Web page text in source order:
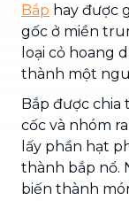
Bắp hay được
gốc ở miền
loại cỏ hoang
thành một
Bắp được
cốc và nhóm
lấy phần hạt
thành bắp nổ.
biến thành